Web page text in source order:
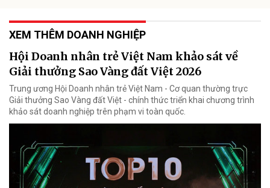
XEM THÊM DOANH NGHIỆP
Hội Doanh nhân trẻ Việt Nam khảo sát về
Giải thưởng Sao Vàng đất Việt 2026
Trung ương Hội Doanh nhân trẻ Việt Nam - Cơ quan thường trực
Giải thưởng Sao Vàng đất Việt - chính thức triển khai chương trình
khảo sát doanh nghiệp trên phạm vi toàn quốc.